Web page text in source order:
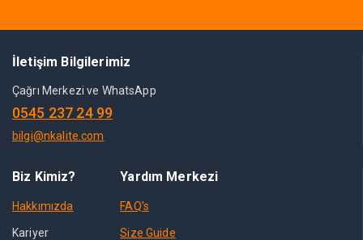
İletişim Bilgilerimiz
Çağrı Merkezi ve WhatsApp
0545 237 24 99
bilgi@nkalite.com
Biz Kimiz?
Hakkımızda
Kariyer
Yardım Merkezi
FAQ's
Size Guide